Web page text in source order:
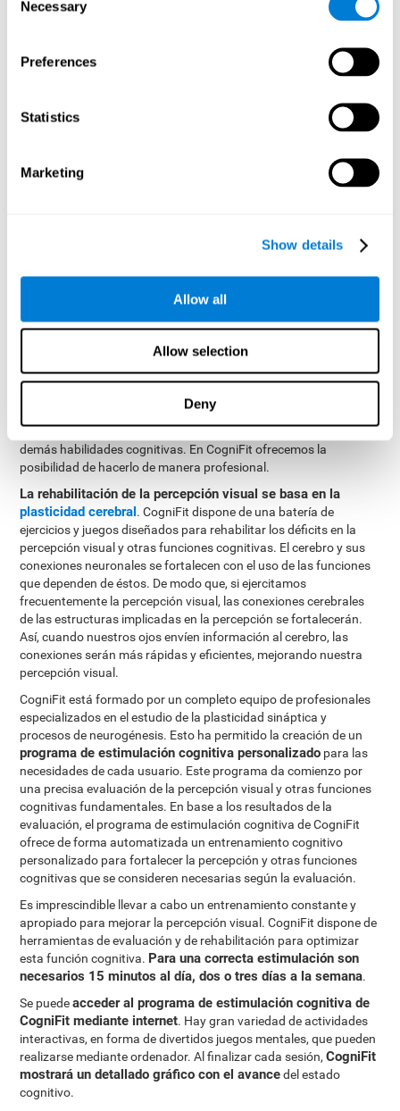
Selection
Necessary
Preferences
Statistics
Marketing
Show details
Allow all
Allow selection
Deny
A través de una
podemos
cognitivas, como la percepción visual. El test que ofrece CogniFit
para evaluar la percepción visual está inspirado en el test clásico
podrá obtener la capacidad de decodificación de los elementos
que se presentan en el ejercicio así como la cantidad de recursos
realizar la tarea de la manera más eficiente posible. Además de la
percepción visual, el test también mide denominación, tiempo de
objetos en la pantalla durante un periodo corto de tiempo y
corresponderá con la primera letra del nombre del objeto,
siendo esa la letra objetivo. Hay que llevarlo a cabo tan
¿Cómo rehabilitar o mejorar la
percepción visual?
La percepción visual se puede entrenar y mejorar, al igual que las
demás habilidades cognitivas. En CogniFit ofrecemos la
posibilidad de hacerlo de manera profesional.
La rehabilitación de la percepción visual se basa en la
plasticidad cerebral. CogniFit dispone de una batería de
ejercicios y juegos diseñados para rehabilitar los déficits en la
percepción visual y otras funciones cognitivas. El cerebro y sus
conexiones neuronales se fortalecen con el uso de las funciones
que dependen de éstos. De modo que, si ejercitamos
frecuentemente la percepción visual, las conexiones cerebrales
de las estructuras implicadas en la percepción se fortalecerán.
Así, cuando nuestros ojos envíen información al cerebro, las
conexiones serán más rápidas y eficientes, mejorando nuestra
percepción visual.
CogniFit está formado por un completo equipo de profesionales
especializados en el estudio de la plasticidad sináptica y
procesos de neurogénesis. Esto ha permitido la creación de un
programa de estimulación cognitiva personalizado para las
necesidades de cada usuario. Este programa da comienzo por
una precisa evaluación de la percepción visual y otras funciones
cognitivas fundamentales. En base a los resultados de la
evaluación, el programa de estimulación cognitiva de CogniFit
ofrece de forma automatizada un entrenamiento cognitivo
personalizado para fortalecer la percepción y otras funciones
cognitivas que se consideren necesarias según la evaluación.
Es imprescindible llevar a cabo un entrenamiento constante y
apropiado para mejorar la percepción visual. CogniFit dispone de
herramientas de evaluación y de rehabilitación para optimizar
esta función cognitiva. Para una correcta estimulación son
necesarios 15 minutos al día, dos o tres días a la semana.
Se puedeacceder al programa de estimulación cognitiva de
CogniFit mediante internet. Hay gran variedad de actividades
interactivas, en forma de divertidos juegos mentales, que pueden
realizarse mediante ordenador. Al finalizar cada sesión,CogniFit
mostrará un detallado gráfico con el avancedel estado
cognitivo.